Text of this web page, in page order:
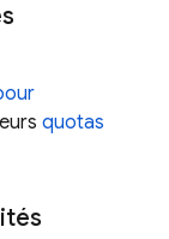
quotas